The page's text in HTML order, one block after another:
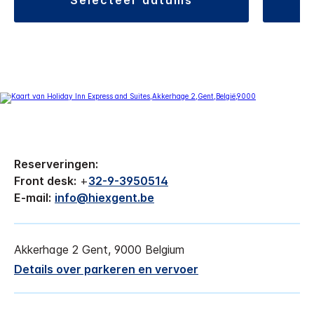
Reserveringen:
Front desk: +32-9-3950514
E-mail: info@hiexgent.be
Akkerhage 2 Gent, 9000 Belgium
Details over parkeren en vervoer